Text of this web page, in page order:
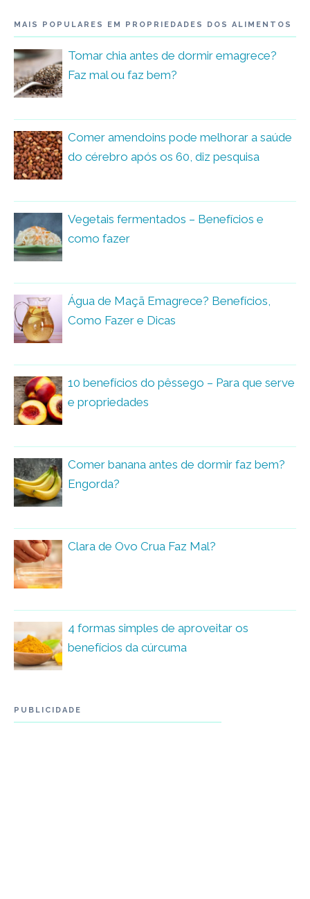
MAIS POPULARES EM PROPRIEDADES DOS ALIMENTOS
Tomar chia antes de dormir emagrece?
Faz mal ou faz bem?
Comer amendoins pode melhorar a saúde
do cérebro após os 60, diz pesquisa
Vegetais fermentados – Benefícios e
como fazer
Água de Maçã Emagrece? Benefícios,
Como Fazer e Dicas
10 benefícios do pêssego – Para que serve
e propriedades
Comer banana antes de dormir faz bem?
Engorda?
Clara de Ovo Crua Faz Mal?
4 formas simples de aproveitar os
benefícios da cúrcuma
PUBLICIDADE